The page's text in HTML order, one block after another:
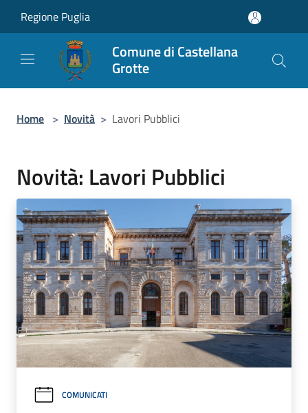
Regione Puglia
Comune di Castellana
Grotte
Home > Novità > Lavori Pubblici
Novità: Lavori Pubblici
COMUNICATI